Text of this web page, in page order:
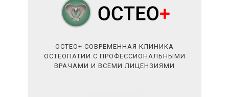
ОСТЕО+ СОВРЕМЕННАЯ КЛИНИКА
ОСТЕОПАТИИ С ПРОФЕССИОНАЛЬНЫМИ
ВРАЧАМИ И ВСЕМИ ЛИЦЕНЗИЯМИ